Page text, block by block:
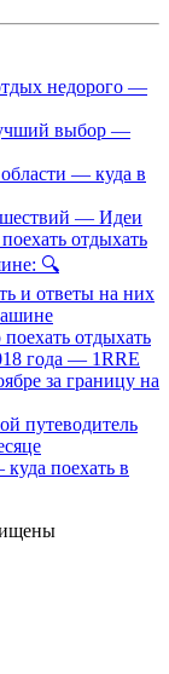
недорого —
выбор —
— куда в
— Идеи
отдыхать
🔍
и ответы на них
отдыхать
года — 1RRE
за границу на
путеводитель
поехать в